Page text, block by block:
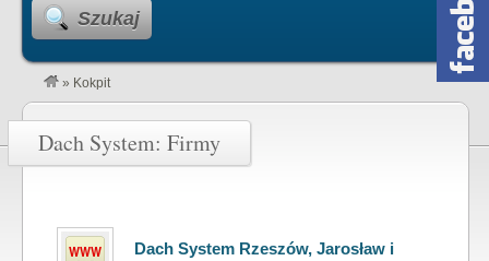
Szukaj
» Kokpit
Dach System: Firmy
Dach System Rzeszów, Jarosław i